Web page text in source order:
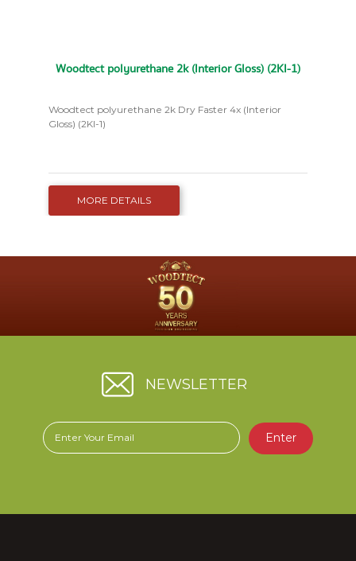
Woodtect polyurethane 2k (Interior Gloss) (2KI-1)
Woodtect polyurethane 2k Dry Faster 4x (Interior
Gloss) (2KI-1)
MORE DETAILS
NEWSLETTER
Enter